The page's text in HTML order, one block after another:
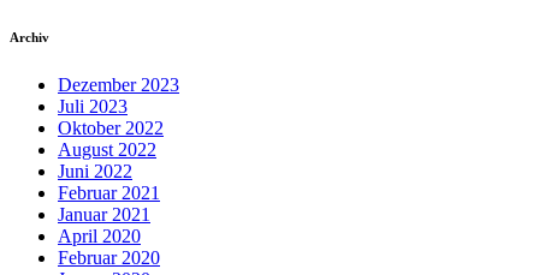
Archiv
Dezember 2023
Juli 2023
Oktober 2022
August 2022
Juni 2022
Februar 2021
Januar 2021
April 2020
Februar 2020